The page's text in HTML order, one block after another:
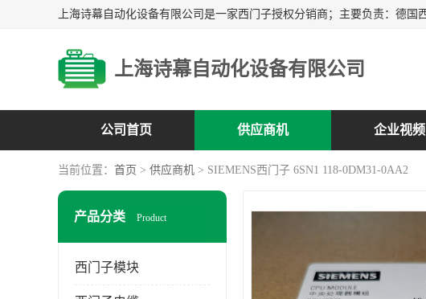
上海诗幕自动化设备有限公司
公司首页 供应商机 企业视频
当前位置： 首页 > 供应商机 > SIEMENS西门子 6SN1 118-0DM31-0AA2
产品分类 Product
西门子模块